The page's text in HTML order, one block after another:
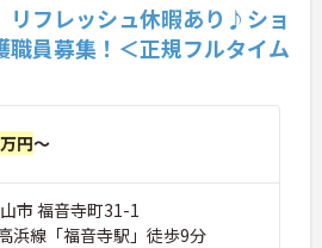
リフレッシュ休暇あり♪ショ
職員募集！＜正規フルタイム
円～
市 福音寺町31-1
浜線「福音寺駅」徒歩9分